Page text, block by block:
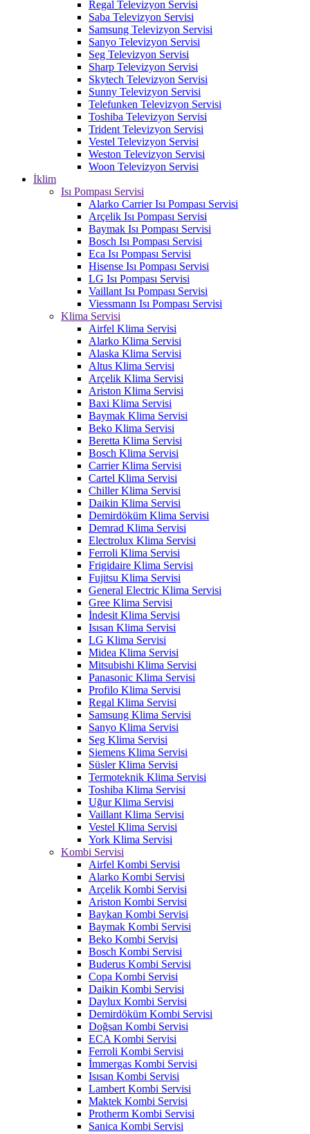
Regal Televizyon Servisi
Saba Televizyon Servisi
Samsung Televizyon Servisi
Sanyo Televizyon Servisi
Seg Televizyon Servisi
Sharp Televizyon Servisi
Skytech Televizyon Servisi
Sunny Televizyon Servisi
Telefunken Televizyon Servisi
Toshiba Televizyon Servisi
Trident Televizyon Servisi
Vestel Televizyon Servisi
Weston Televizyon Servisi
Woon Televizyon Servisi
İklim
Isı Pompası Servisi
Alarko Carrier Isı Pompası Servisi
Arçelik Isı Pompası Servisi
Baymak Isı Pompası Servisi
Bosch Isı Pompası Servisi
Eca Isı Pompası Servisi
Hisense Isı Pompası Servisi
LG Isı Pompası Servisi
Vaillant Isı Pompası Servisi
Viessmann Isı Pompası Servisi
Klima Servisi
Airfel Klima Servisi
Alarko Klima Servisi
Alaska Klima Servisi
Altus Klima Servisi
Arçelik Klima Servisi
Ariston Klima Servisi
Baxi Klima Servisi
Baymak Klima Servisi
Beko Klima Servisi
Beretta Klima Servisi
Bosch Klima Servisi
Carrier Klima Servisi
Cartel Klima Servisi
Chiller Klima Servisi
Daikin Klima Servisi
Demirdöküm Klima Servisi
Demrad Klima Servisi
Electrolux Klima Servisi
Ferroli Klima Servisi
Frigidaire Klima Servisi
Fujitsu Klima Servisi
General Electric Klima Servisi
Gree Klima Servisi
İndesit Klima Servisi
Isısan Klima Servisi
LG Klima Servisi
Midea Klima Servisi
Mitsubishi Klima Servisi
Panasonic Klima Servisi
Profilo Klima Servisi
Regal Klima Servisi
Samsung Klima Servisi
Sanyo Klima Servisi
Seg Klima Servisi
Siemens Klima Servisi
Süsler Klima Servisi
Termoteknik Klima Servisi
Toshiba Klima Servisi
Uğur Klima Servisi
Vaillant Klima Servisi
Vestel Klima Servisi
York Klima Servisi
Kombi Servisi
Airfel Kombi Servisi
Alarko Kombi Servisi
Arçelik Kombi Servisi
Ariston Kombi Servisi
Baykan Kombi Servisi
Baymak Kombi Servisi
Beko Kombi Servisi
Bosch Kombi Servisi
Buderus Kombi Servisi
Copa Kombi Servisi
Daikin Kombi Servisi
Daylux Kombi Servisi
Demirdöküm Kombi Servisi
Doğsan Kombi Servisi
ECA Kombi Servisi
Ferroli Kombi Servisi
İmmergas Kombi Servisi
Isısan Kombi Servisi
Lambert Kombi Servisi
Maktek Kombi Servisi
Protherm Kombi Servisi
Sanica Kombi Servisi